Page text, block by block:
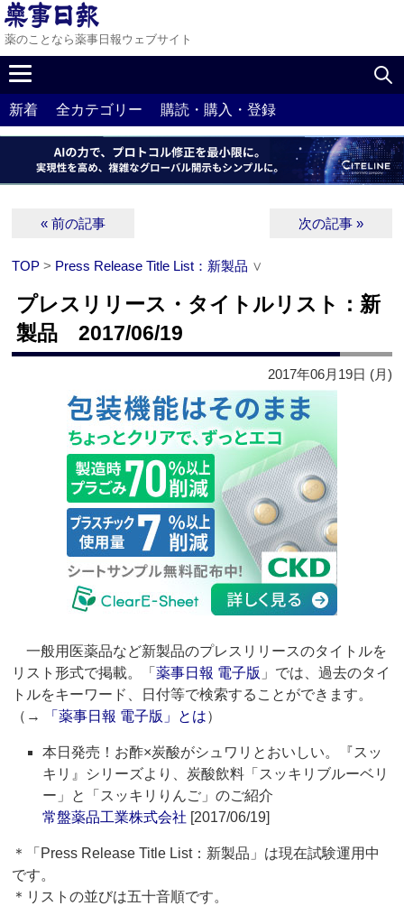
薬のことなら薬事日報ウェブサイト
新着 全カテゴリー 購読・購入・登録
« 前の記事 次の記事 »
TOP > Press Release Title List：新製品 ∨
プレスリリース・タイトルリスト：新
製品 2017/06/19
2017年06月19日 (月)
一般用医薬品など新製品のプレスリリースのタイトルを
リスト形式で掲載。「薬事日報 電子版 」では、過去のタイ
トルをキーワード、日付等で検索することができます。
（→
「薬事日報 電子版」とは）
本日発売！お酢×炭酸がシュワリとおいしい。『スッ
キリ』シリーズより、炭酸飲料「スッキリブルーベリ
ー」と「スッキリりんご」のご紹介
常盤薬品工業株式会社 [2017/06/19]
＊「Press Release Title List：新製品」は現在試験運用中
です。
＊リストの並びは五十音順です。